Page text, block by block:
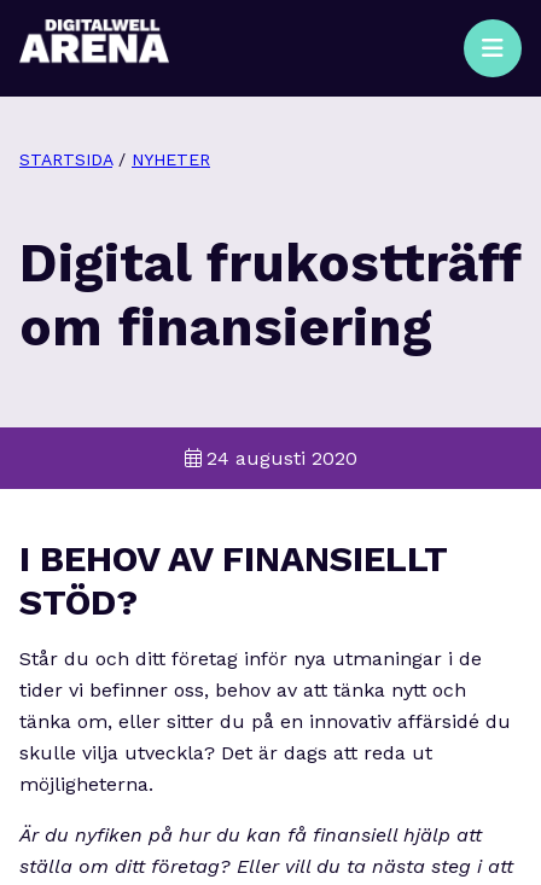
STARTSIDA/ NYHETER
Digital frukostträff
om finansiering
24 augusti 2020
I BEHOV AV FINANSIELLT
STÖD?
Står du och ditt företag inför nya utmaningar i de
tider vi befinner oss, behov av att tänka nytt och
tänka om, eller sitter du på en innovativ affärsidé du
skulle vilja utveckla? Det är dags att reda ut
möjligheterna.
Är du nyfiken på hur du kan få finansiell hjälp att
ställa om ditt företag? Eller vill du ta nästa steg i att